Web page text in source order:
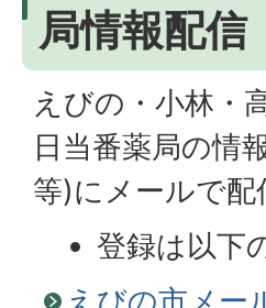
局情報配信
えびの・小林・
日当番薬局の情
等)にメールで配
登録は以下